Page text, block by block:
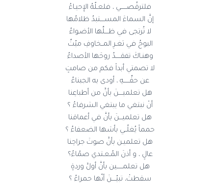
فلترقُصــــــي ، فلعـلّهُ الإِحيـاءُ
إنَّ السماءَ المســــتبدُ ظلامُها
لا تُرتجى في ظــــلِّها الأضـواءُ
البوحُ في ثغـرِ المــخاوفِ ميّتٌ
وهنـاكَ تفقـــــدُ روحَها الأصداءُ
لا تصمتي أبداً فكم من صامتٍ
عن حقِّــــــهِ ، أودى به الجبناءُ
هل تعلميــــنَ بأنَّ من أطباعِنا
أنْ نبتغي ما يبتغي الشرفاءُ ؟
هل تعلميـــنَ بأنَّ في أعماقنا
حمماً يُغلّــي بأسَها الضعفاءُ ؟
هل تعلميـن بأنَّ صوتَ جراحِنا
عالٍ ، و أذنَ المُـعـتدي صمّاءُ؟
هل تعلمــــــين بأنَّ أولَّ وردةٍ
سقطتْ، تبيّــــنَ أنّها حمراءُ ؟